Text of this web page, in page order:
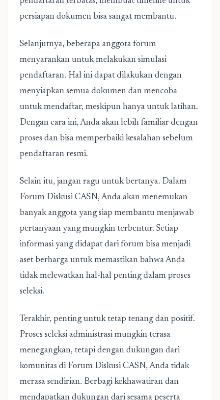
persiapan dokumen bisa sangat membantu.
Selanjutnya, beberapa anggota forum
menyarankan untuk melakukan simulasi
pendaftaran. Hal ini dapat dilakukan dengan
menyiapkan semua dokumen dan mencoba
untuk mendaftar, meskipun hanya untuk latihan.
Dengan cara ini, Anda akan lebih familiar dengan
proses dan bisa memperbaiki kesalahan sebelum
pendaftaran resmi.
Selain itu, jangan ragu untuk bertanya. Dalam
Forum Diskusi CASN, Anda akan menemukan
banyak anggota yang siap membantu menjawab
pertanyaan yang mungkin terbentur. Setiap
informasi yang didapat dari forum bisa menjadi
aset berharga untuk memastikan bahwa Anda
tidak melewatkan hal-hal penting dalam proses
seleksi.
Terakhir, penting untuk tetap tenang dan positif.
Proses seleksi administrasi mungkin terasa
menegangkan, tetapi dengan dukungan dari
komunitas di Forum Diskusi CASN, Anda tidak
merasa sendirian. Berbagi kekhawatiran dan
mendapatkan dukungan dari sesama peserta